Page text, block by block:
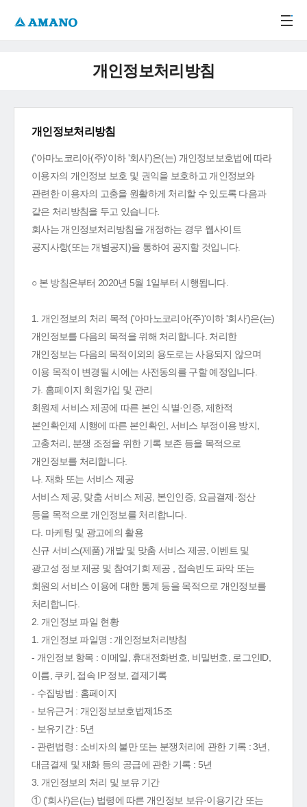
개인정보처리방침
개인정보처리방침
('아마노코리아(주)'이하 '회사')은(는) 개인정보보호법에 따라
이용자의 개인정보 보호 및 권익을 보호하고 개인정보와
관련한 이용자의 고충을 원활하게 처리할 수 있도록 다음과
같은 처리방침을 두고 있습니다.
회사는 개인정보처리방침을 개정하는 경우 웹사이트
공지사항(또는 개별공지)을 통하여 공지할 것입니다.
○ 본 방침은부터 2020년 5월 1일부터 시행됩니다.
1. 개인정보의 처리 목적 ('아마노코리아(주)'이하 '회사')은(는)
개인정보를 다음의 목적을 위해 처리합니다. 처리한
개인정보는 다음의 목적이외의 용도로는 사용되지 않으며
이용 목적이 변경될 시에는 사전동의를 구할 예정입니다.
가. 홈페이지 회원가입 및 관리
회원제 서비스 제공에 따른 본인 식별·인증, 제한적
본인확인제 시행에 따른 본인확인, 서비스 부정이용 방지,
고충처리, 분쟁 조정을 위한 기록 보존 등을 목적으로
개인정보를 처리합니다.
나. 재화 또는 서비스 제공
서비스 제공, 맞춤 서비스 제공, 본인인증, 요금결제·정산
등을 목적으로 개인정보를 처리합니다.
다. 마케팅 및 광고에의 활용
신규 서비스(제품) 개발 및 맞춤 서비스 제공, 이벤트 및
광고성 정보 제공 및 참여기회 제공 , 접속빈도 파악 또는
회원의 서비스 이용에 대한 통계 등을 목적으로 개인정보를
처리합니다.
2. 개인정보 파일 현황
1. 개인정보 파일명 : 개인정보처리방침
- 개인정보 항목 : 이메일, 휴대전화번호, 비밀번호, 로그인ID,
이름, 쿠키, 접속 IP 정보, 결제기록
- 수집방법 : 홈페이지
- 보유근거 : 개인정보보호법제15조
- 보유기간 : 5년
- 관련법령 : 소비자의 불만 또는 분쟁처리에 관한 기록 : 3년,
대금결제 및 재화 등의 공급에 관한 기록 : 5년
3. 개인정보의 처리 및 보유 기간
① ('회사')은(는) 법령에 따른 개인정보 보유·이용기간 또는